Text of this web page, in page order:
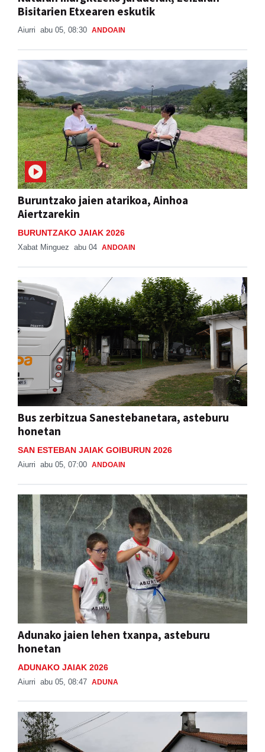
Bisitarien Etxearen eskutik
Aiurri abu 05, 08:30 ANDOAIN
Buruntzako jaien atarikoa, Ainhoa
Aiertzarekin
BURUNTZAKO JAIAK 2026
Xabat Minguez abu 04 ANDOAIN
Bus zerbitzua Sanestebanetara, asteburu
honetan
SAN ESTEBAN JAIAK GOIBURUN 2026
Aiurri abu 05, 07:00 ANDOAIN
Adunako jaien lehen txanpa, asteburu
honetan
ADUNAKO JAIAK 2026
Aiurri abu 05, 08:47 ADUNA